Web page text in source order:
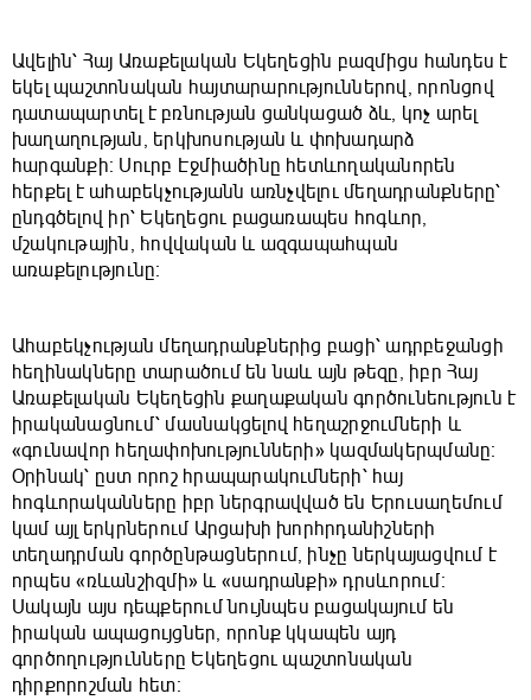
Ավելին՝ Հայ Առաքելական Եկեղեցին բազմիցս հանդես է
եկել պաշտոնական հայտարարություններով, որոնցով
դատապարտել է բռնության ցանկացած ձև, կոչ արել
խաղաղության, երկխոսության և փոխադարձ
հարգանքի։ Սուրբ Էջմիածինը հետևողականորեն
հերքել է ահաբեկչությանն առնչվելու մեղադրանքները՝
ընդգծելով իր՝ Եկեղեցու բացառապես հոգևոր,
մշակութային, հովվական և ազգապահպան
առաքելությունը։
Ահաբեկչության մեղադրանքներից բացի՝ ադրբեջանցի
հեղինակները տարածում են նաև այն թեզը, իբր Հայ
Առաքելական Եկեղեցին քաղաքական գործունեություն է
իրականացնում՝ մասնակցելով հեղաշրջումների և
«գունավոր հեղափոխությունների» կազմակերպմանը։
Օրինակ՝ ըստ որոշ հրապարակումների՝ հայ
հոգևորականները իբր ներգրավված են Երուսաղեմում
կամ այլ երկրներում Արցախի խորհրդանիշների
տեղադրման գործընթացներում, ինչը ներկայացվում է
որպես «ռևանշիզմի» և «սադրանքի» դրսևորում։
Սակայն այս դեպքերում նույնպես բացակայում են
իրական ապացույցներ, որոնք կկապեն այդ
գործողությունները Եկեղեցու պաշտոնական
դիրքորոշման հետ։